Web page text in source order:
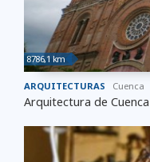
8786,1 km
ARQUITECTURAS Cuenca
Arquitectura de Cuenca